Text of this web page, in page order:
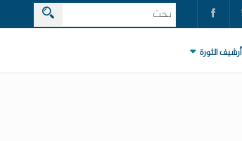
أرشيف الثورة